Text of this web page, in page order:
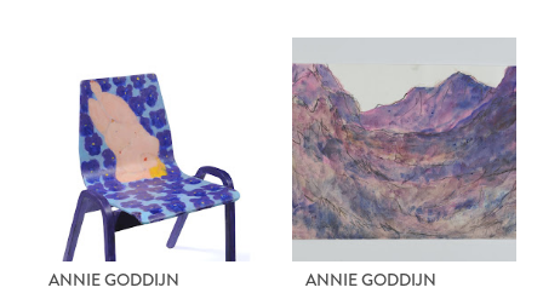
ANNIE GODDIJN ANNIE GODDIJN